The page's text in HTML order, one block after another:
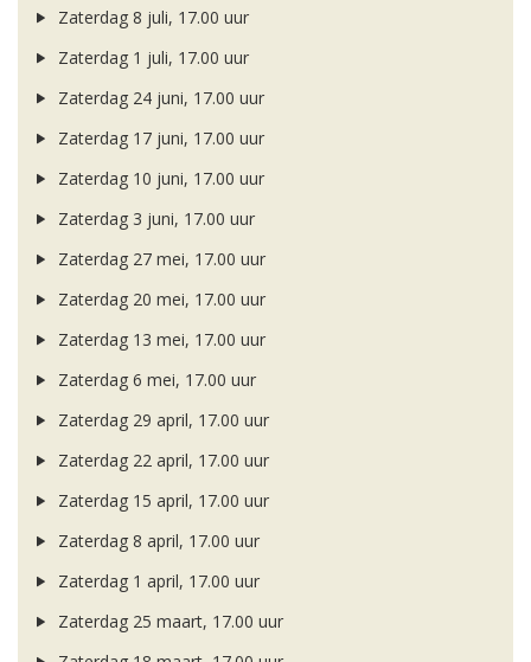
Zaterdag 8 juli, 17.00 uur
Zaterdag 1 juli, 17.00 uur
Zaterdag 24 juni, 17.00 uur
Zaterdag 17 juni, 17.00 uur
Zaterdag 10 juni, 17.00 uur
Zaterdag 3 juni, 17.00 uur
Zaterdag 27 mei, 17.00 uur
Zaterdag 20 mei, 17.00 uur
Zaterdag 13 mei, 17.00 uur
Zaterdag 6 mei, 17.00 uur
Zaterdag 29 april, 17.00 uur
Zaterdag 22 april, 17.00 uur
Zaterdag 15 april, 17.00 uur
Zaterdag 8 april, 17.00 uur
Zaterdag 1 april, 17.00 uur
Zaterdag 25 maart, 17.00 uur